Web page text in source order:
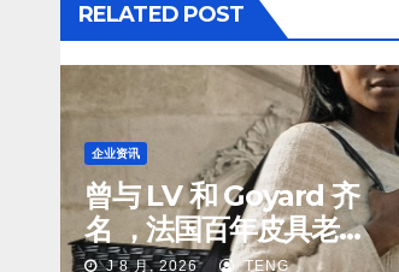
RELATED POST
企业资讯
曾与 LV 和 Goyard 齐
名 ，法国百年皮具老牌
Moreau 的所有权易手
J 8 月, 2026 TENG